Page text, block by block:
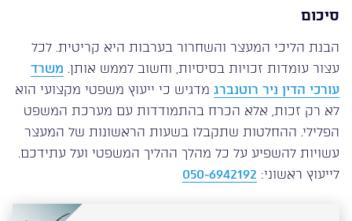
סיכום
הבנת הליכי המעצר והשחרור בערבות היא קריטית. לכל
עצור עומדות זכויות בסיסיות, וחשוב לממש אותן. משרד
עורכי הדין ניר רוטנברג מדגיש כי ייעוץ משפטי מקצועי הוא
לא רק זכות, אלא הכרח בהתמודדות עם מערכת המשפט
הפלילי. ההחלטות שתקבלו בשעות הראשונות של המעצר
עשויות להשפיע על כל מהלך ההליך המשפטי ועל עתידכם.
לייעוץ ראשוני: 050-6942192